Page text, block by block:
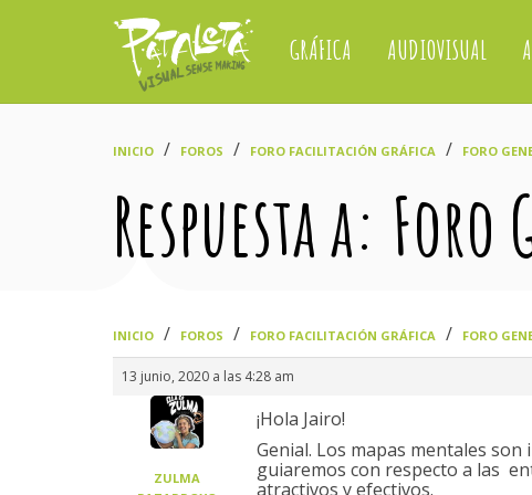
GRÁFICA AUDIOVISUAL
INICIO FOROS FORO FACILITACIÓN GRÁFICA FORO
Respuesta a: Foro
INICIO FOROS FORO FACILITACIÓN GRÁFICA FORO
13 junio, 2020 a las 4:28 am
ZULMA
¡Hola Jairo!
Genial. Los mapas mentales
guiaremos con respecto a las
atractivos y efectivos.